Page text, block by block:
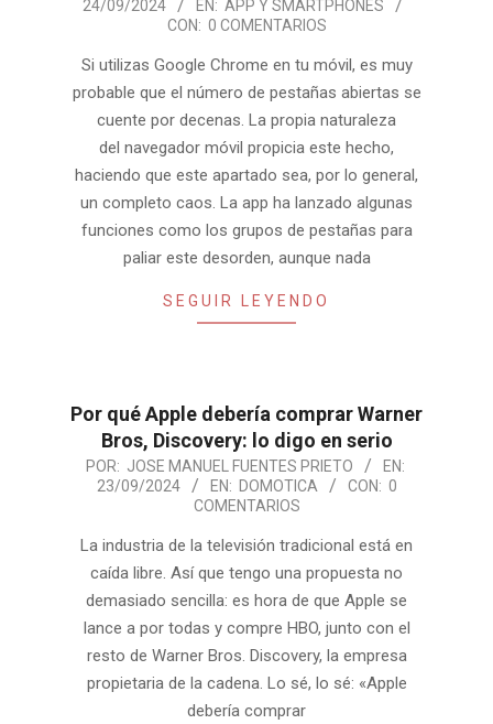
09-24/09/2024 EN: APP Y SMARTPHONES
CON: 0 COMENTARIOS
Si utilizas Google Chrome en tu móvil, es muy
probable que el número de pestañas abiertas se
cuente por decenas. La propia naturaleza
del navegador móvil propicia este hecho,
haciendo que este apartado sea, por lo general,
un completo caos. La app ha lanzado algunas
funciones como los grupos de pestañas para
paliar este desorden, aunque nada
SEGUIR LEYENDO
Por qué Apple debería comprar Warner
Bros, Discovery: lo digo en serio
2024-POR: JOSE MANUEL FUENTES PRIETO
EN:
23/09/2024
EN: DOMOTICA CON: 0
COMENTARIOS
La industria de la televisión tradicional está en
caída libre. Así que tengo una propuesta no
demasiado sencilla: es hora de que Apple se
lance a por todas y compre HBO, junto con el
resto de Warner Bros. Discovery, la empresa
propietaria de la cadena. Lo sé, lo sé: «Apple
debería comprar